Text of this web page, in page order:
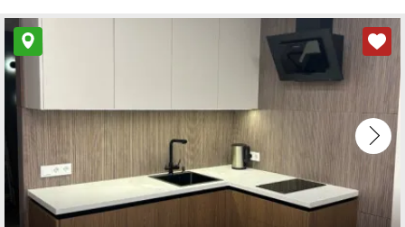
Новостройки
Недвижимость в Копище
Продажа коммерческой недвижимости
Аренда коммерческой недвижимости